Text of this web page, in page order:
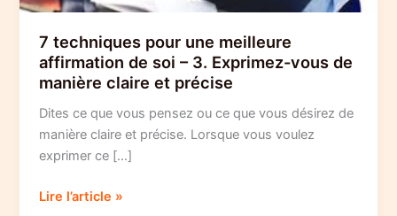
7 techniques pour une meilleure
affirmation de soi – 3. Exprimez-vous de
manière claire et précise
Dites ce que vous pensez ou ce que vous désirez de
manière claire et précise. Lorsque vous voulez
exprimer ce […]
7
Lire l’article »